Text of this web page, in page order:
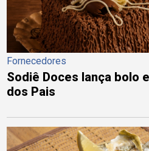
Fornecedores
Sodiê Doces lança bolo
dos Pais